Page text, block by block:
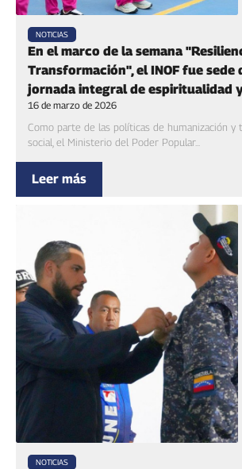
NOTICIAS
En el marco de la semana
Transformación", el INOF fue sede
jornada integral de espiritualidad
16 de marzo de 2026
Como parte de las políticas de humanización y
social, el Ministerio del Poder Popular...
Leer más
NOTICIAS